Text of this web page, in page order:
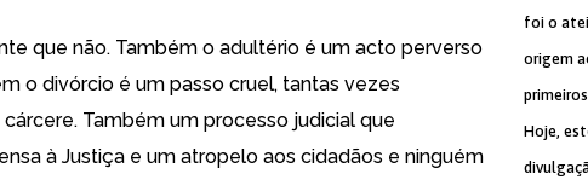
que não. Também o adultério é um acto perverso
o divórcio é um passo cruel, tantas vezes
Também um processo judicial que
à Justiça e um atropelo aos cidadãos e ninguém
foi o
origem
Hoje,